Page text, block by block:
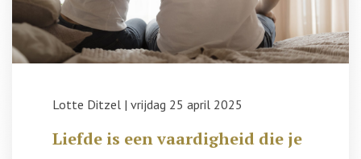
Lotte Ditzel | vrijdag 25 april 2025
Liefde is een vaardigheid die je